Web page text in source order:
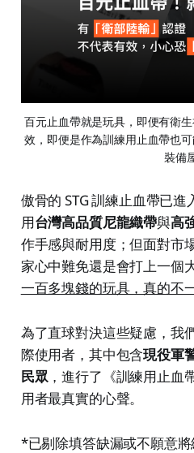
百元止血帶就是玩具，即便有衛
效，即便是作為訓練用止血帶也
裝備
傲骨的 STG 訓練止血帶已
用台灣高品質尼龍織帶與高
作手感與耐用度；但面對市
家心中難免還是會打上一個
一百多塊錢的玩具，真的不
為了直球對決這些疑慮，我
際使用者，其中包含現役軍
民眾，進行了《訓練用止血
用者最真實的心聲。
*已剔除填答缺漏或不願意